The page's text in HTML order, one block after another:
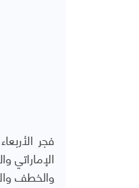
فجر
والخطف